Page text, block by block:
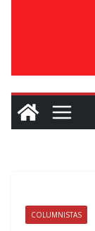
COLUMNISTAS